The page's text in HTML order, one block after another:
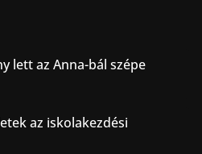
lett az Anna-bál szépe
az iskolakezdési